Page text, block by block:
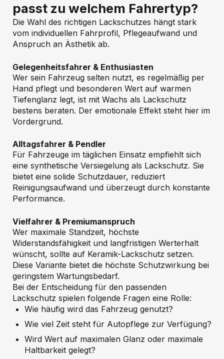
passt zu welchem Fahrertyp?
Die Wahl des richtigen Lackschutzes hängt stark
vom individuellen Fahrprofil, Pflegeaufwand und
Anspruch an Ästhetik ab.
Gelegenheitsfahrer & Enthusiasten
Wer sein Fahrzeug selten nutzt, es regelmäßig per
Hand pflegt und besonderen Wert auf warmen
Tiefenglanz legt, ist mit Wachs als Lackschutz
bestens beraten. Der emotionale Effekt steht hier im
Vordergrund.
Alltagsfahrer & Pendler
Für Fahrzeuge im täglichen Einsatz empfiehlt sich
eine synthetische Versiegelung als Lackschutz. Sie
bietet eine solide Schutzdauer, reduziert
Reinigungsaufwand und überzeugt durch konstante
Performance.
Vielfahrer & Premiumanspruch
Wer maximale Standzeit, höchste
Widerstandsfähigkeit und langfristigen Werterhalt
wünscht, sollte auf Keramik-Lackschutz setzen.
Diese Variante bietet die höchste Schutzwirkung bei
geringstem Wartungsbedarf.
Bei der Entscheidung für den passenden
Lackschutz spielen folgende Fragen eine Rolle:
Wie häufig wird das Fahrzeug genutzt?
Wie viel Zeit steht für Autopflege zur Verfügung?
Wird Wert auf maximalen Glanz oder maximale
Haltbarkeit gelegt?